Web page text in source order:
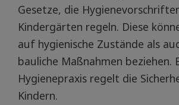
Gesetze, die
Kindergärten regeln. Diese
auf hygienische Zustände als
bauliche Maßnahmen beziehen.
Hygienepraxis regelt die
Kindern.